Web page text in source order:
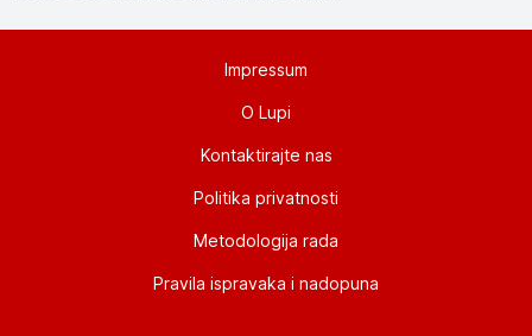
Impressum
O Lupi
Kontaktirajte nas
Politika privatnosti
Metodologija rada
Pravila ispravaka i nadopuna